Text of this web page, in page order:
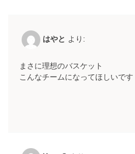
はやと より:
まさに理想のバスケット
こんなチームになってほしいです